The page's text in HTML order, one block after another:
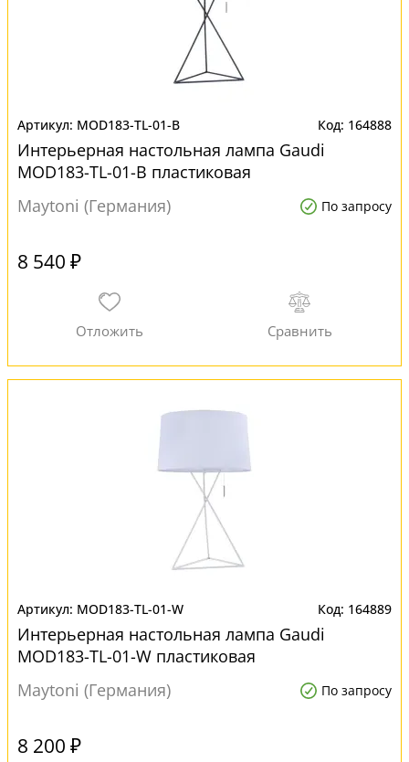
MOD183-TL-01-B 164888
Интерьерная настольная лампа Gaudi
MOD183-TL-01-B пластиковая
Maytoni (Германия)
По запросу
8 540 ₽
MOD183-TL-01-W 164889
Интерьерная настольная лампа Gaudi
MOD183-TL-01-W пластиковая
Maytoni (Германия)
По запросу
8 200 ₽